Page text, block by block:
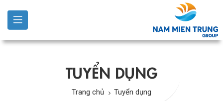
TUYỂN DỤNG
Trang chủ Tuyển dụng